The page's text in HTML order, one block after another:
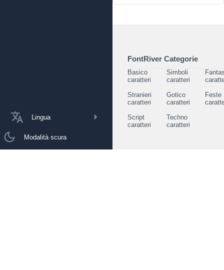
Lingua
Modalità scura
FontRiver Categorie
Basico
caratteri
Simboli
caratteri
Stranieri
caratteri
Gotico
caratteri
Feste
Script
caratteri
Techno
caratteri